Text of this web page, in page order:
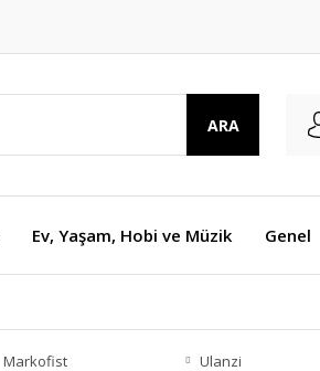
ARA
Ev, Yaşam, Hobi ve Müzik Genel
Markofist Ulanzi